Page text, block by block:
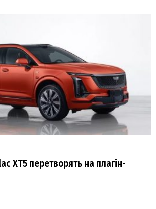
XT5 перетворять на плагін-